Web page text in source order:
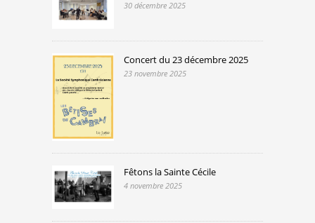
30 décembre 2025
Concert du 23 décembre 2025
23 novembre 2025
Fêtons la Sainte Cécile
4 novembre 2025